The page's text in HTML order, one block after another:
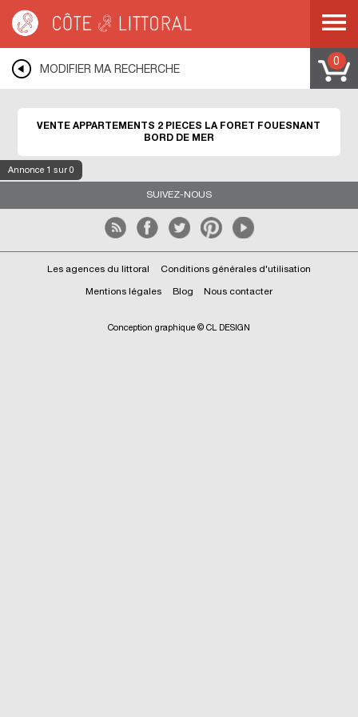
Appartements 2 pièces> BRETAGNE>FINISTERE LA FORET FOUESNANT
MODIFIER MA RECHERCHE
0
Annonce 1 sur 0
VENTE APPARTEMENTS 2 PIECES LA FORET FOUESNANT
BORD DE MER
SUIVEZ-NOUS
Les agences du littoral Conditions générales d'utilisation
Mentions légales Blog Nous contacter
Conception graphique © CL DESIGN